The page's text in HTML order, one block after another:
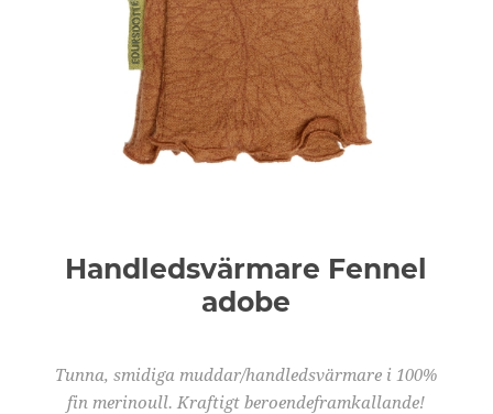
Handledsvärmare Fennel
adobe
Tunna, smidiga muddar/handledsvärmare i 100%
fin merinoull. Kraftigt beroendeframkallande!